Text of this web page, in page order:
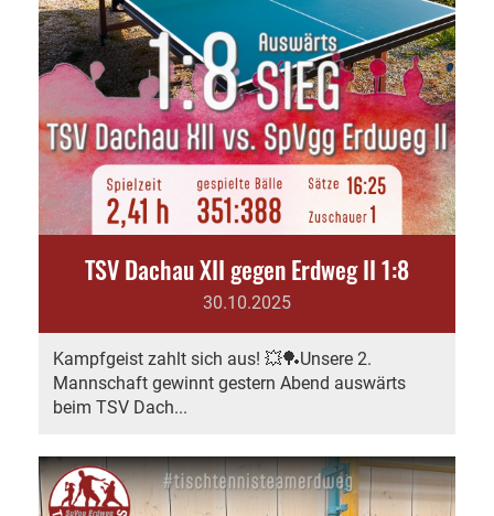
TSV Dachau XII gegen Erdweg II 1:8
30.10.2025
Kampfgeist zahlt sich aus! 💥🏓Unsere 2.
Mannschaft gewinnt gestern Abend auswärts
beim TSV Dach...